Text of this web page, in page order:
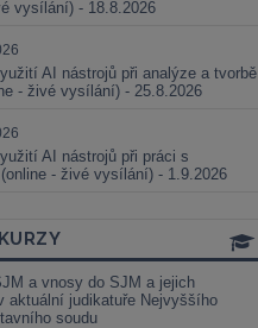
vysílání) - 18.8.2026
AI nástrojů při analýze a tvorbě
- živé vysílání) - 25.8.2026
AI nástrojů při práci s
- živé vysílání) - 1.9.2026
a vnosy do SJM a jejich
aktuální judikatuře Nejvyššího
soudu